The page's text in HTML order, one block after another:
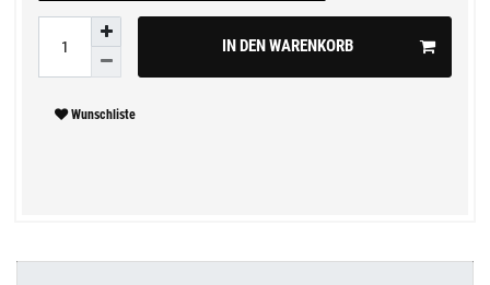
IN DEN WARENKORB
Wunschliste